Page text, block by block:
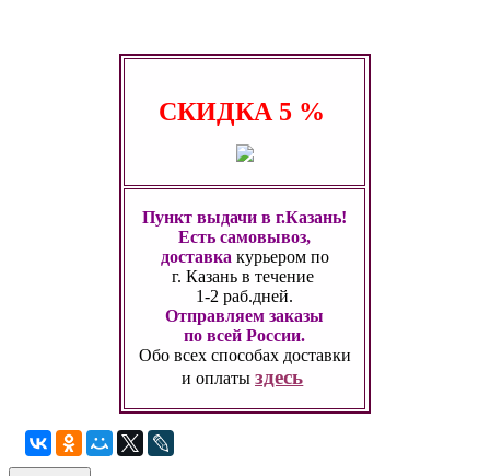
СКИДКА 5 %
Пункт выдачи в г.Казань!
Есть самовывоз,
доставка курьером по
г. Казань в течение
1-2 раб.дней.
Отправляем заказы
по всей России.
Обо всех способах доставки
и оплатыздесь